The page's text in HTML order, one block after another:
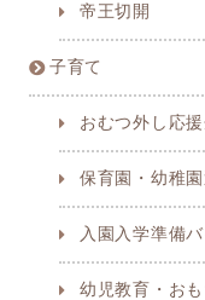
帝王切開
子育て
おむつ外し応
保育園・幼稚
入園入学準備
幼児教育・お